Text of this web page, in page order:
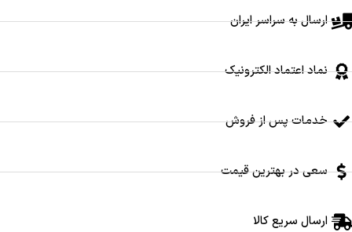
ارسال به سراسر ایران
نماد اعتماد الکترونیک
خدمات پس از فروش
سعی در بهترین قیمت
ارسال سریع کالا